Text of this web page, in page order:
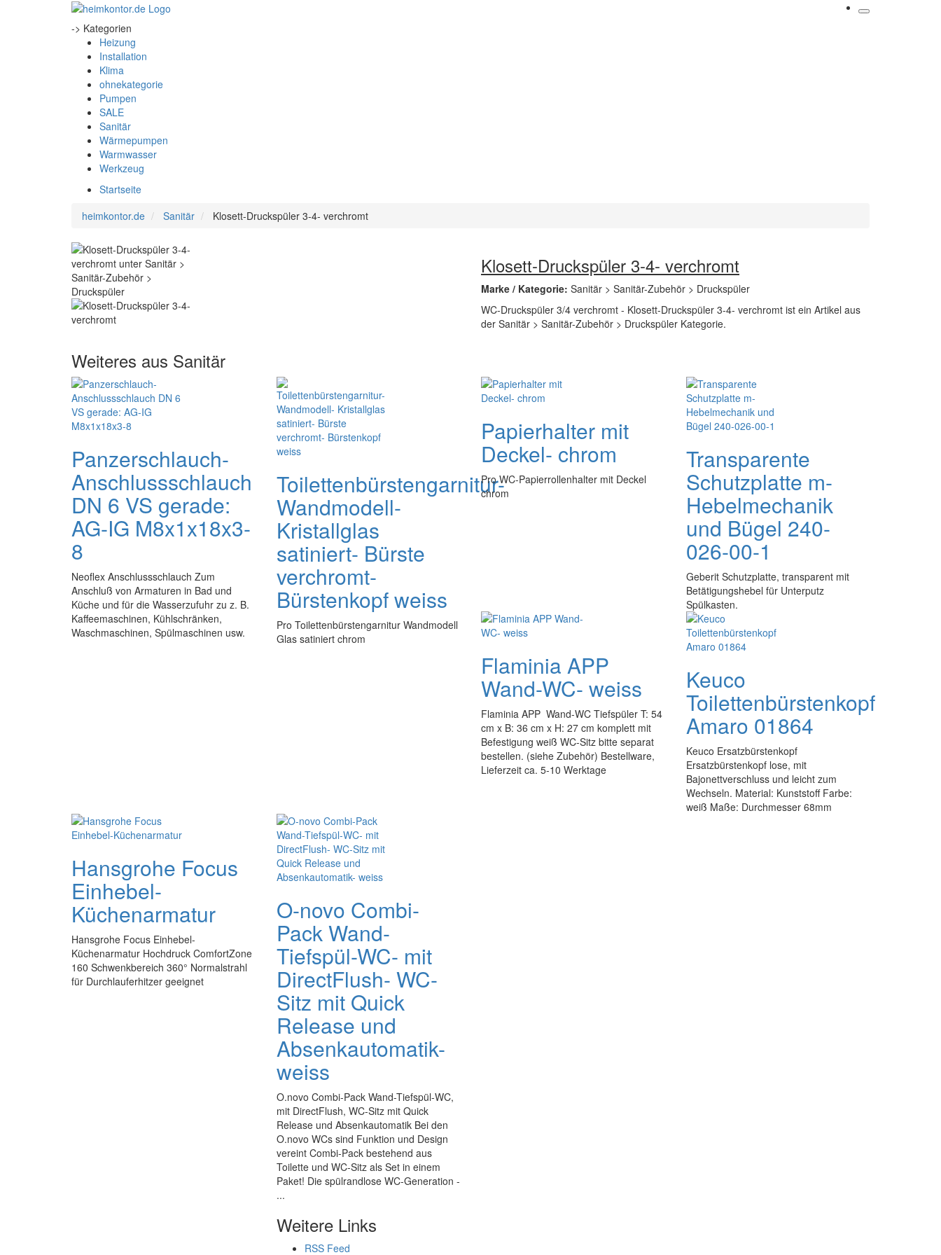
-> Kategorien
Heizung
Installation
Klima
ohnekategorie
Pumpen
SALE
Sanitär
Wärmepumpen
Warmwasser
Werkzeug
Startseite
heimkontor.de
Sanitär Klosett-Druckspüler 3-4- verchromt
Klosett-Druckspüler 3-4- verchromt
Marke / Kategorie: Sanitär > Sanitär-Zubehör > Druckspüler
WC-Druckspüler 3/4 verchromt - Klosett-Druckspüler 3-4- verchromt ist ein Artikel aus
der Sanitär > Sanitär-Zubehör > Druckspüler Kategorie.
Weiteres aus Sanitär
Panzerschlauch-
Anschlussschlauch
DN 6 VS gerade:
AG-IG M8x1x18x3-
8
Neoflex Anschlussschlauch Zum
Anschluß von Armaturen in Bad und
Küche und für die Wasserzufuhr zu z. B.
Kaffeemaschinen, Kühlschränken,
Waschmaschinen, Spülmaschinen usw.
Toilettenbürstengarnitur-
Wandmodell-
Kristallglas
satiniert- Bürste
verchromt-
Bürstenkopf weiss
Pro Toilettenbürstengarnitur Wandmodell
Glas satiniert chrom
Papierhalter mit
Deckel- chrom
Pro WC-Papierrollenhalter mit Deckel
chrom
Transparente
Schutzplatte m-
Hebelmechanik
und Bügel 240-
026-00-1
Geberit Schutzplatte, transparent mit
Betätigungshebel für Unterputz
Spülkasten.
Flaminia APP
Wand-WC- weiss
Flaminia APP Wand-WC Tiefspüler T: 54
cm x B: 36 cm x H: 27 cm komplett mit
Befestigung weiß WC-Sitz bitte separat
bestellen. (siehe Zubehör) Bestellware,
Lieferzeit ca. 5-10 Werktage
Keuco
Toilettenbürstenkopf
Amaro 01864
Keuco Ersatzbürstenkopf
Ersatzbürstenkopf lose, mit
Bajonettverschluss und leicht zum
Wechseln. Material: Kunststoff Farbe:
weiß Maße: Durchmesser 68mm
Hansgrohe Focus
Einhebel-
Küchenarmatur
Hansgrohe Focus Einhebel-
Küchenarmatur Hochdruck ComfortZone
160 Schwenkbereich 360° Normalstrahl
für Durchlauferhitzer geeignet
O-novo Combi-
Pack Wand-
Tiefspül-WC- mit
DirectFlush- WC-
Sitz mit Quick
Release und
Absenkautomatik-
weiss
O.novo Combi-Pack Wand-Tiefspül-WC,
mit DirectFlush, WC-Sitz mit Quick
Release und Absenkautomatik Bei den
O.novo WCs sind Funktion und Design
vereint Combi-Pack bestehend aus
Toilette und WC-Sitz als Set in einem
Paket! Die spülrandlose WC-Generation -
...
Weitere Links
RSS Feed